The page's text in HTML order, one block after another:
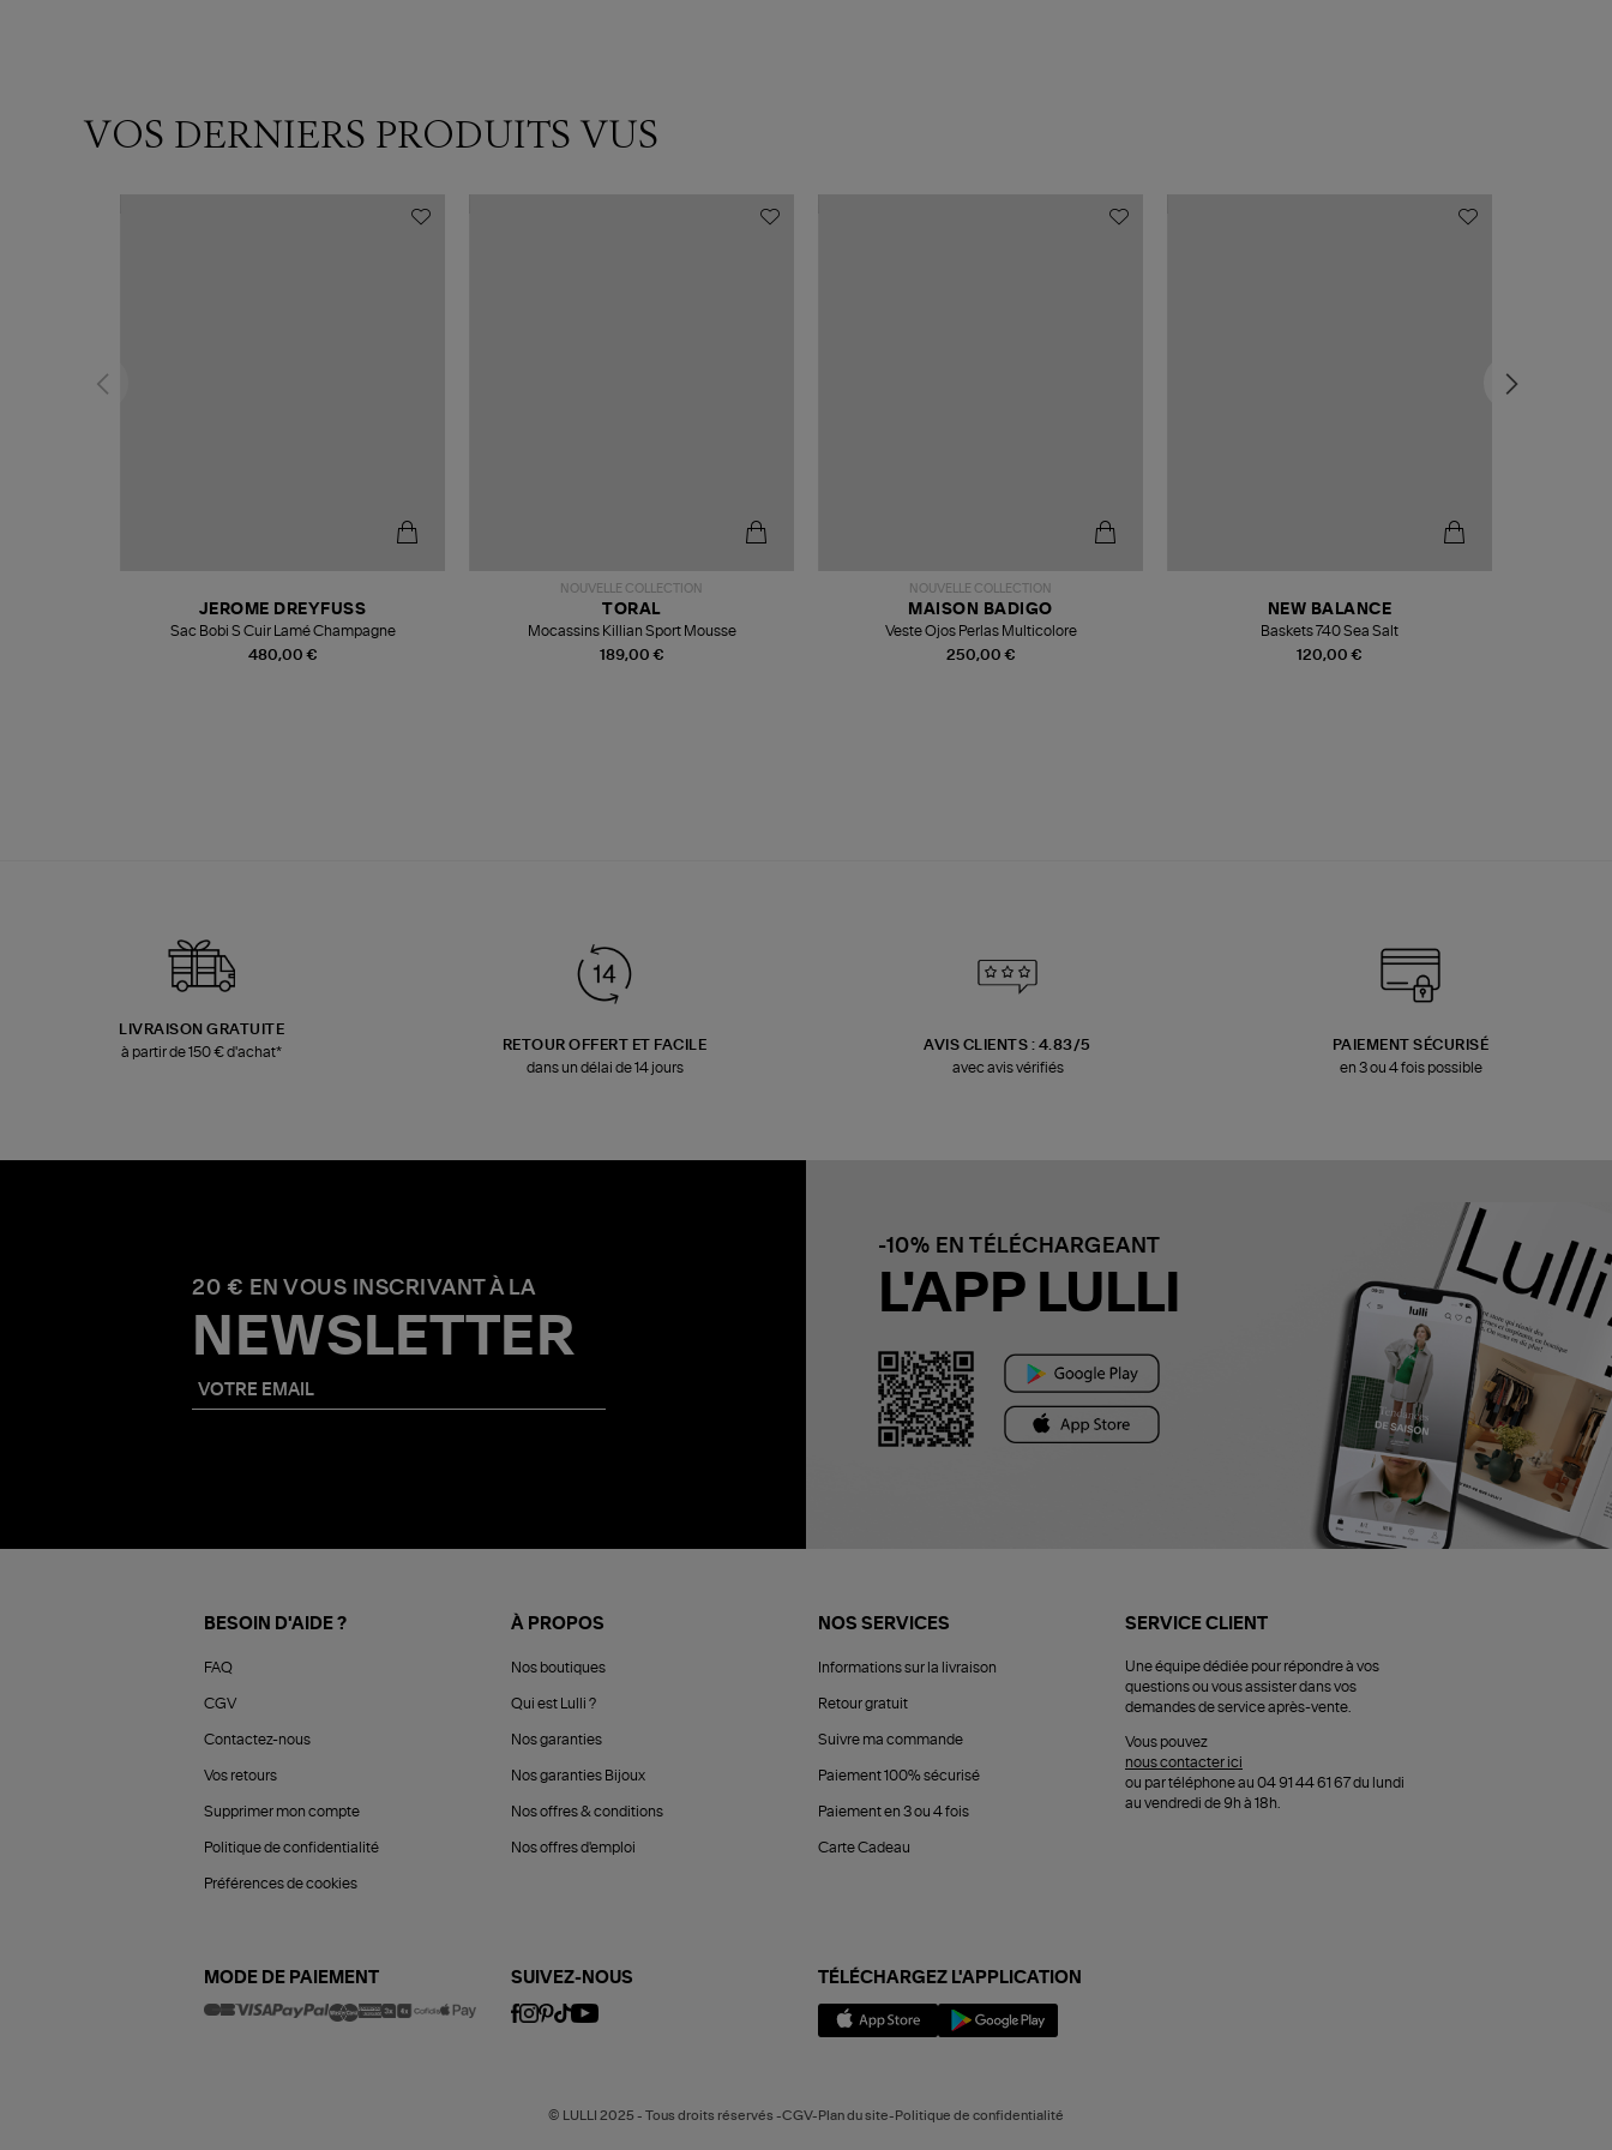
VOS DERNIERS PRODUITS VUS
480,00 €
JEROME DREYFUSS
Sac Bobi S Cuir Lamé Champagne
NOUVELLE COLLECTION
189,00 €
TORAL
Mocassins Killian Sport Mousse
NOUVELLE COLLECTION
250,00 €
MAISON BADIGO
Veste Ojos Perlas Multicolore
120,00 €
NEW BALANCE
Baskets 740 Sea Salt
LIVRAISON GRATUITE
à partir de 150 € d'achat*
RETOUR OFFERT ET FACILE
dans un délai de 14 jours
AVIS CLIENTS : 4.83/5
avec avis vérifiés
PAIEMENT SÉCURISÉ
en 3 ou 4 fois possible
20 € EN VOUS INSCRIVANT À LA
NEWSLETTER
-10% EN TÉLÉCHARGEANT
L'APP LULLI
BESOIN D'AIDE ?
FAQ
CGV
Contactez-nous
Vos retours
Supprimer mon compte
Politique de confidentialité
Préférences de cookies
À PROPOS
Nos boutiques
Qui est Lulli ?
Nos garanties
Nos garanties Bijoux
Nos offres & conditions
Nos offres d'emploi
NOS SERVICES
Informations sur la livraison
Retour gratuit
Suivre ma commande
Paiement 100% sécurisé
Paiement en 3 ou 4 fois
Carte Cadeau
SERVICE CLIENT
Une équipe dédiée pour répondre à vos
questions ou vous assister dans vos
demandes de service après-vente.
Vous pouvez
nous contacter ici
ou par téléphone au 04 91 44 61 67 du lundi
au vendredi de 9h à 18h.
MODE DE PAIEMENT SUIVEZ-NOUS TÉLÉCHARGEZ L'APPLICATION
© LULLI 2025 - Tous droits réservés -CGV-Plan du site-Politique de confidentialité